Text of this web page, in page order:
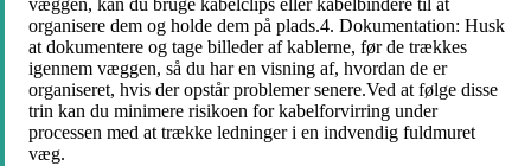
væggen, kan du bruge kabelclips eller kabelbindere til at
organisere dem og holde dem på plads.4. Dokumentation: Husk
at dokumentere og tage billeder af kablerne, før de trækkes
igennem væggen, så du har en visning af, hvordan de er
organiseret, hvis der opstår problemer senere.Ved at følge disse
trin kan du minimere risikoen for kabelforvirring under
processen med at trække ledninger i en indvendig fuldmuret
væg.